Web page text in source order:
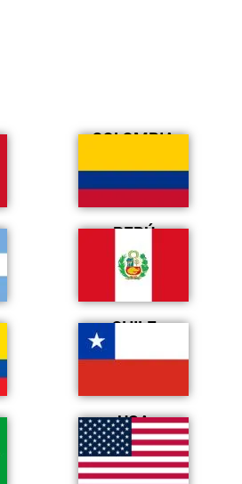
COLOMBIA
PERÚ
CHILE
USA